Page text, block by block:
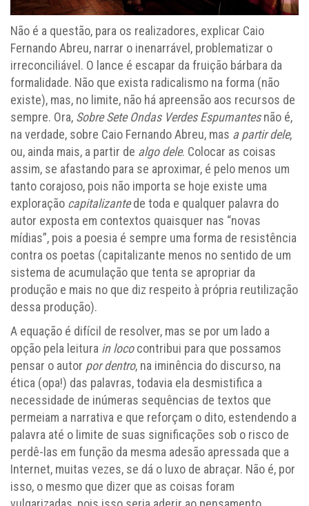
Não é a questão, para os realizadores, explicar Caio
Fernando Abreu, narrar o inenarrável, problematizar o
irreconciliável. O lance é escapar da fruição bárbara da
formalidade. Não que exista radicalismo na forma (não
existe), mas, no limite, não há apreensão aos recursos de
sempre. Ora, Sobre Sete Ondas Verdes Espumantesnão é,
na verdade, sobre Caio Fernando Abreu, mas a partir dele,
ou, ainda mais, a partir de algo dele. Colocar as coisas
assim, se afastando para se aproximar, é pelo menos um
tanto corajoso, pois não importa se hoje existe uma
exploração capitalizantede toda e qualquer palavra do
autor exposta em contextos quaisquer nas “novas
mídias”, pois a poesia é sempre uma forma de resistência
contra os poetas (capitalizante menos no sentido de um
sistema de acumulação que tenta se apropriar da
produção e mais no que diz respeito à própria reutilização
dessa produção).
A equação é difícil de resolver, mas se por um lado a
opção pela leitura in lococontribui para que possamos
pensar o autor por dentro, na iminência do discurso, na
ética (opa!) das palavras, todavia ela desmistifica a
necessidade de inúmeras sequências de textos que
permeiam a narrativa e que reforçam o dito, estendendo a
palavra até o limite de suas significações sob o risco de
perdê-las em função da mesma adesão apressada que a
Internet, muitas vezes, se dá o luxo de abraçar. Não é, por
isso, o mesmo que dizer que as coisas foram